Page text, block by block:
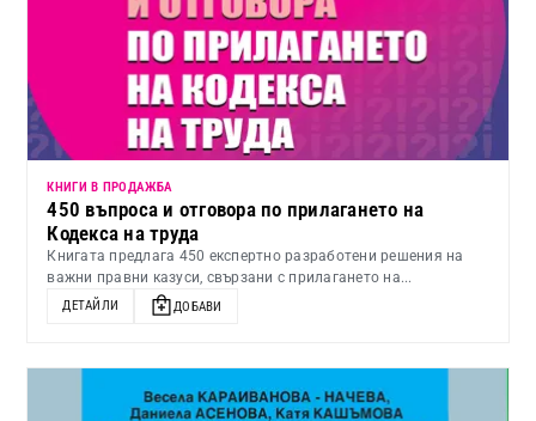
КНИГИ В ПРОДАЖБА
450 въпроса и отговора по прилагането на
Кодекса на труда
Книгата предлага 450 експертно разработени решения на
важни правни казуси, свързани с прилагането на...
ДЕТАЙЛИ ДОБАВИ